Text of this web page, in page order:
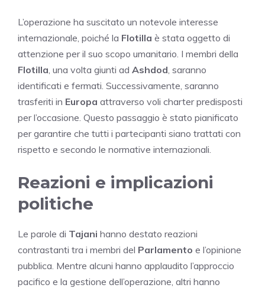
L’operazione ha suscitato un notevole interesse
internazionale, poiché la Flotilla è stata oggetto di
attenzione per il suo scopo umanitario. I membri della
Flotilla, una volta giunti ad Ashdod, saranno
identificati e fermati. Successivamente, saranno
trasferiti in Europa attraverso voli charter predisposti
per l’occasione. Questo passaggio è stato pianificato
per garantire che tutti i partecipanti siano trattati con
rispetto e secondo le normative internazionali.
Reazioni e implicazioni
politiche
Le parole di Tajani hanno destato reazioni
contrastanti tra i membri del Parlamento e l’opinione
pubblica. Mentre alcuni hanno applaudito l’approccio
pacifico e la gestione dell’operazione, altri hanno